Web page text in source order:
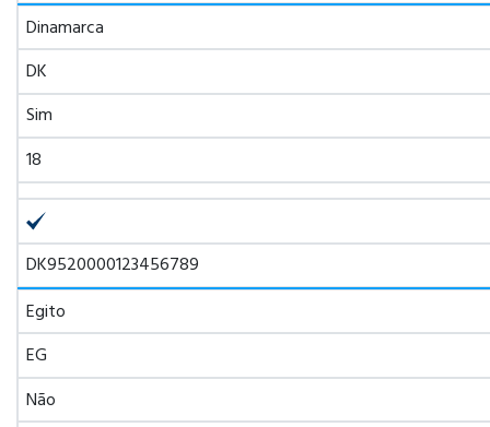
Dinamarca
DK
Sim
18
DK9520000123456789
Egito
EG
Não